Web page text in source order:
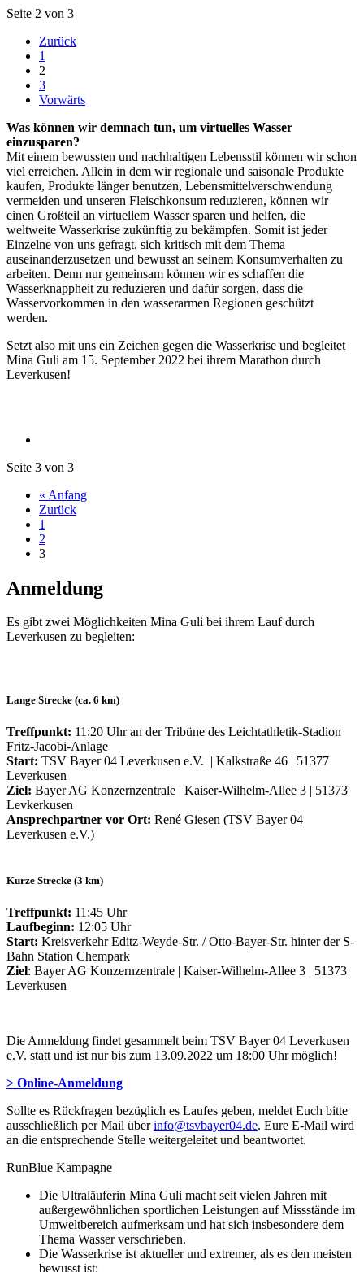
Seite 2 von 3
Zurück
1
2
3
Vorwärts
Was können wir demnach tun, um virtuelles Wasser
einzusparen?
Mit einem bewussten und nachhaltigen Lebensstil können wir schon
viel erreichen. Allein in dem wir regionale und saisonale Produkte
kaufen, Produkte länger benutzen, Lebensmittelverschwendung
vermeiden und unseren Fleischkonsum reduzieren, können wir
einen Großteil an virtuellem Wasser sparen und helfen, die
weltweite Wasserkrise zukünftig zu bekämpfen. Somit ist jeder
Einzelne von uns gefragt, sich kritisch mit dem Thema
auseinanderzusetzen und bewusst an seinem Konsumverhalten zu
arbeiten. Denn nur gemeinsam können wir es schaffen die
Wasserknappheit zu reduzieren und dafür sorgen, dass die
Wasservorkommen in den wasserarmen Regionen geschützt
werden.
Setzt also mit uns ein Zeichen gegen die Wasserkrise und begleitet
Mina Guli am 15. September 2022 bei ihrem Marathon durch
Leverkusen!
Seite 3 von 3
« Anfang
Zurück
1
2
3
Anmeldung
Es gibt zwei Möglichkeiten Mina Guli bei ihrem Lauf durch
Leverkusen zu begleiten:
Lange Strecke (ca. 6 km)
Treffpunkt: 11:20 Uhr an der Tribüne des Leichtathletik-Stadion
Fritz-Jacobi-Anlage
Start: TSV Bayer 04 Leverkusen e.V. | Kalkstraße 46 | 51377
Leverkusen
Ziel: Bayer AG Konzernzentrale | Kaiser-Wilhelm-Allee 3 | 51373
Levkerkusen
Ansprechpartner vor Ort: René Giesen (TSV Bayer 04
Leverkusen e.V.)
Kurze Strecke (3 km)
Treffpunkt: 11:45 Uhr
Laufbeginn: 12:05 Uhr
Start: Kreisverkehr Editz-Weyde-Str. / Otto-Bayer-Str. hinter der S-
Bahn Station Chempark
Ziel: Bayer AG Konzernzentrale | Kaiser-Wilhelm-Allee 3 | 51373
Leverkusen
Die Anmeldung findet gesammelt beim TSV Bayer 04 Leverkusen
e.V. statt und ist nur bis zum 13.09.2022 um 18:00 Uhr möglich!
> Online-Anmeldung
Sollte es Rückfragen bezüglich es Laufes geben, meldet Euch bitte
ausschließlich per Mail überinfo@tsvbayer04.de. Eure E-Mail wird
an die entsprechende Stelle weitergeleitet und beantwortet.
RunBlue Kampagne
Die Ultraläuferin Mina Guli macht seit vielen Jahren mit
außergewöhnlichen sportlichen Leistungen auf Missstände im
Umweltbereich aufmerksam und hat sich insbesondere dem
Thema Wasser verschrieben.
Die Wasserkrise ist aktueller und extremer, als es den meisten
bewusst ist: